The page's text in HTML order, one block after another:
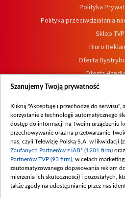
Polityka
Polityka przeciwdziałania
Sklep TVP
Biuro
Oferta
Oferta
Dostępność
Procedura zgłoszeń
Szanujemy Twoją prywatność
Kliknij "Akceptuję i przechodzę do serwisu",
korzystanie z technologii automatycznego
dostęp do informacji na Twoim urządzeniu
przechowywanie oraz na przetwarzanie
nas, czyli Telewizję Polską S.A. w likwidacji
Zaufanych Partnerów z IAB* (1201 firm)
Partnerów TVP (93 firm) , w celach
zautomatyzowanego dopasowania reklam
mierzenia ich skuteczności) i pozostałych,
także zgody na udostępnianie przez nas